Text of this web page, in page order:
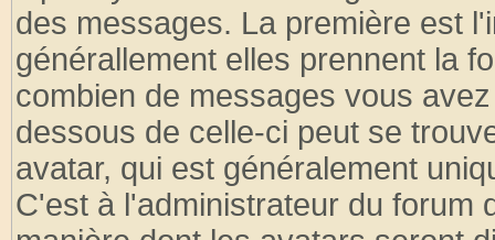
des messages. La première est
générallement elles prennent la
combien de messages vous
dessous de celle-ci peut se
avatar, qui est généralement
C'est à l'administrateur du forum